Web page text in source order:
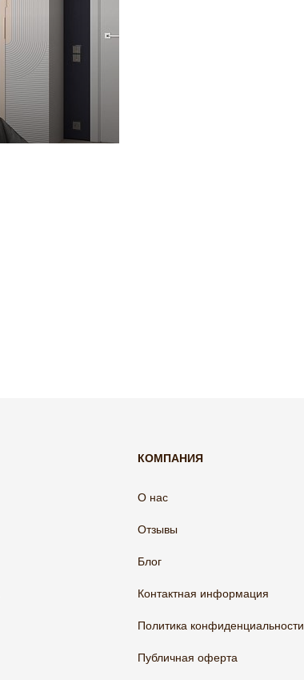
КОМПАНИЯ
О нас
Отзывы
Блог
Контактная информация
Политика конфиденциальности
Публичная оферта